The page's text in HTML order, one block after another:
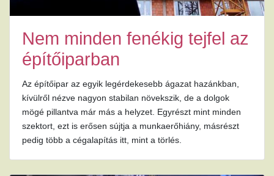
Nem minden fenékig tejfel az
építőiparban
Az építőipar az egyik legérdekesebb ágazat hazánkban,
kívülről nézve nagyon stabilan növekszik, de a dolgok
mögé pillantva már más a helyzet. Egyrészt mint minden
szektort, ezt is erősen sújtja a munkaerőhiány, másrészt
pedig több a cégalapítás itt, mint a törlés.